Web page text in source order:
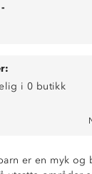
-
i 0 butikk
er en myk og